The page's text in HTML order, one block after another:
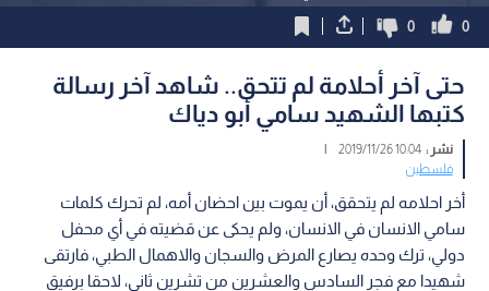
0
0
حتى آخر أحلامة لم تتحق.. شاهد آخر رسالة
كتبها الشهيد سامي أبو دياك
نشر :10:04 2019/11/26
|
فلسطين
أخر احلامه لم يتحقق، أن يموت بين احضان أمه، لم تحرك كلمات
سامي الانسان في الانسان، ولم يحكى عن قضيته في أي محفل
دولي، ترك وحده يصارع المرض والسجان والاهمال الطبي، فارتقى
شهيدا مع فجر السادس والعشرين من تشرين ثاني، لاحقا برفيق